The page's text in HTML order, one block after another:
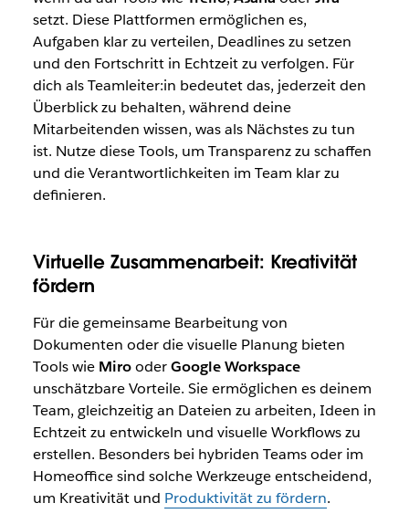
setzt. Diese Plattformen ermöglichen es,
Aufgaben klar zu verteilen, Deadlines zu setzen
und den Fortschritt in Echtzeit zu verfolgen. Für
dich als Teamleiter:in bedeutet das, jederzeit den
Überblick zu behalten, während deine
Mitarbeitenden wissen, was als Nächstes zu tun
ist. Nutze diese Tools, um Transparenz zu schaffen
und die Verantwortlichkeiten im Team klar zu
definieren.
Virtuelle Zusammenarbeit: Kreativität
fördern
Für die gemeinsame Bearbeitung von
Dokumenten oder die visuelle Planung bieten
Tools wie MirooderGoogle Workspace
unschätzbare Vorteile. Sie ermöglichen es deinem
Team, gleichzeitig an Dateien zu arbeiten, Ideen in
Echtzeit zu entwickeln und visuelle Workflows zu
erstellen. Besonders bei hybriden Teams oder im
Homeoffice sind solche Werkzeuge entscheidend,
um Kreativität und Produktivität zu fördern.